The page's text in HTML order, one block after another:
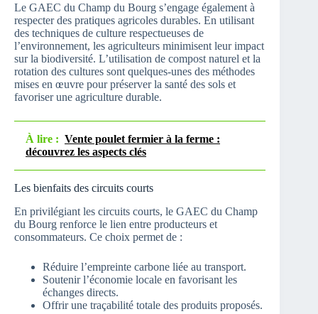
Le GAEC du Champ du Bourg s’engage également à
respecter des pratiques agricoles durables. En utilisant
des techniques de culture respectueuses de
l’environnement, les agriculteurs minimisent leur impact
sur la biodiversité. L’utilisation de compost naturel et la
rotation des cultures sont quelques-unes des méthodes
mises en œuvre pour préserver la santé des sols et
favoriser une agriculture durable.
À lire : Vente poulet fermier à la ferme :
découvrez les aspects clés
Les bienfaits des circuits courts
En privilégiant les circuits courts, le GAEC du Champ
du Bourg renforce le lien entre producteurs et
consommateurs. Ce choix permet de :
Réduire l’empreinte carbone liée au transport.
Soutenir l’économie locale en favorisant les
échanges directs.
Offrir une traçabilité totale des produits proposés.